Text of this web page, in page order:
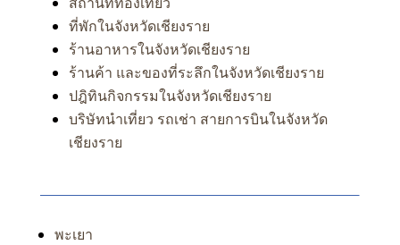
ที่พักในจังหวัดเชียงราย
ร้านอาหารในจังหวัดเชียงราย
ร้านค้า และของที่ระลึกในจังหวัดเชียงราย
ปฎิทินกิจกรรมในจังหวัดเชียงราย
บริษัทนำเที่ยว รถเช่า สายการบินในจังหวัด
เชียงราย
พะเยา